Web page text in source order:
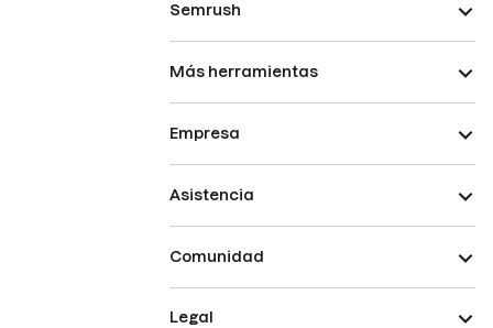
Semrush
Más herramientas
Empresa
Asistencia
Comunidad
Legal